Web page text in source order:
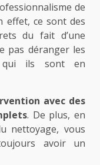
de
effet, ce sont des
du fait d’une
pas déranger les
qui ils sont en
avec des
. De plus, en
nettoyage, vous
avoir un